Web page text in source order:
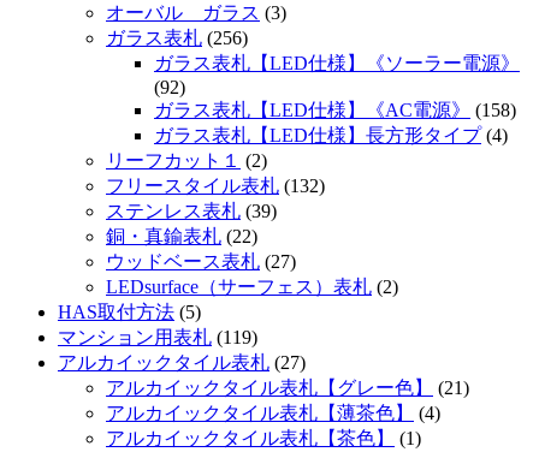
オーバル ガラス (3)
ガラス表札 (256)
ガラス表札【LED仕様】《ソーラー電源》
(92)
ガラス表札【LED仕様】《AC電源》
(158)
ガラス表札【LED仕様】長方形タイプ(4)
リーフカット１
(2)
フリースタイル表札 (132)
ステンレス表札 (39)
銅・真鍮表札 (22)
ウッドベース表札 (27)
LEDsurface（サーフェス）表札 (2)
HAS取付方法 (5)
マンション用表札 (119)
アルカイックタイル表札 (27)
アルカイックタイル表札【グレー色】
(21)
アルカイックタイル表札【薄茶色】
(4)
アルカイックタイル表札【茶色】
(1)